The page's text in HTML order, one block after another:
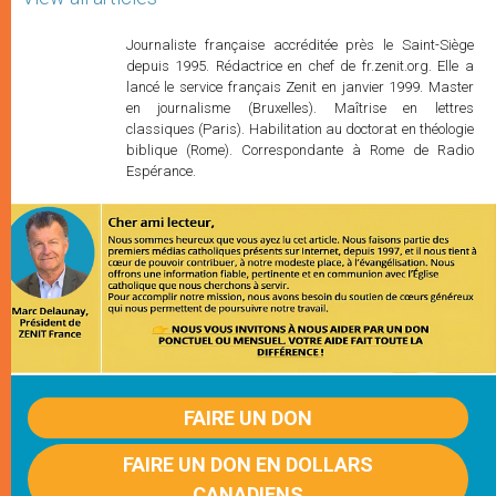
Journaliste française accréditée près le Saint-Siège
depuis 1995. Rédactrice en chef de fr.zenit.org. Elle a
lancé le service français Zenit en janvier 1999. Master
en journalisme (Bruxelles). Maîtrise en lettres
classiques (Paris). Habilitation au doctorat en théologie
biblique (Rome). Correspondante à Rome de Radio
Espérance.
FAIRE UN DON
FAIRE UN DON EN DOLLARS